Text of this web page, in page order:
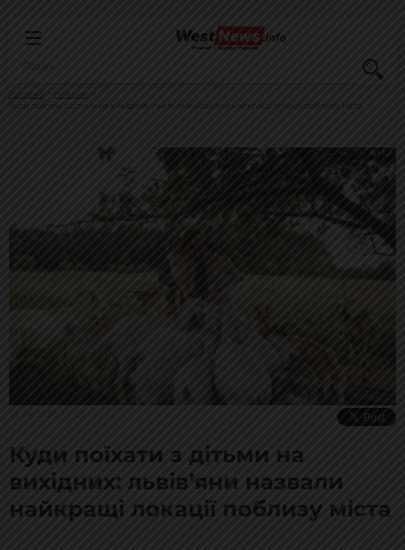
Головна
Новини
Куди поїхати з дітьми на вихідних: львів’яни назвали найкращі локації поблизу міста
Куди поїхати з дітьми на
вихідних: львів’яни назвали
найкращі локації поблизу міста